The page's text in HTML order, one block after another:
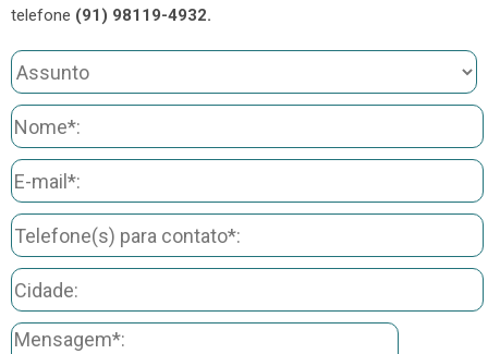
telefone (91) 98119-4932.